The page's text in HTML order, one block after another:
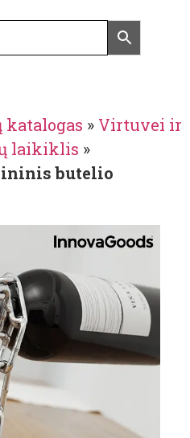
katalogas » Virtuvei ir
laikiklis »
butelio